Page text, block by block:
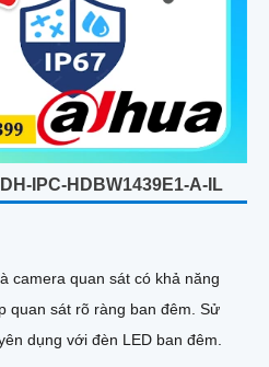
IPC-HDBW1439E1-A-IL
camera quan sát có khả năng
sát rõ ràng ban đêm. Sử
dụng với đèn LED ban đêm.